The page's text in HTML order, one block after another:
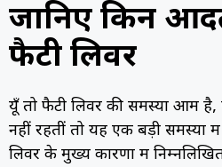
जानिए किन
फैटी लिवर
यूँ तो फैटी लिवर की समस्या आम
नहीं रहतीं तो यह एक बड़ी समस्या
लिवर के मुख्य कारणों में